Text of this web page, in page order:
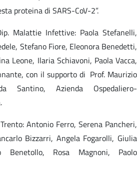
proteina di SARS-CoV-2”.
Malattie Infettive: Paola Stefanelli,
Stefano Fiore, Eleonora Benedetti,
Leone, Ilaria Schiavoni, Paola Vacca,
con il supporto di Prof. Maurizio
Santino, Azienda Ospedaliero-
Antonio Ferro, Serena Pancheri,
Bizzarri, Angela Fogarolli, Giulia
Benetollo, Rosa Magnoni, Paolo